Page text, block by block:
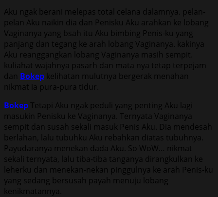
Aku ngak berani melepas total celana dalamnya. pelan-
pelan Aku naikin dia dan Penisku Aku arahkan ke lobang
Vaginanya yang bsah itu Aku bimbing Penis-ku yang
panjang dan tegang ke arah lobang Vaginanya. kakinya
Aku reanggangkan lobang Vaginanya masih sempit.
kuliahat wajahnya pasarh dan mata nya tetap terpejam
dan Bokep kelihatan mulutnya bergerak menahan
nikmat ia pura-pura tidur.
Bokep Tetapi Aku ngak peduli yang penting Aku lagi
masukin Penisku ke Vaginanya. Ternyata Vaginanya
sempit dan susah sekali masuk Penis Aku. Dia mendesah
berlahan, lalu tubuhku Aku rebahkan diatas tubuhnya.
Payudaranya menekan dada Aku. So WoW… nikmat
sekali ternyata, lalu tiba-tiba tanganya dirangkulkan ke
leherku dan menekan-nekan pinggulnya ke arah Penis-ku
yang sedang bersusah payah menuju lobang
kenikmatannya.